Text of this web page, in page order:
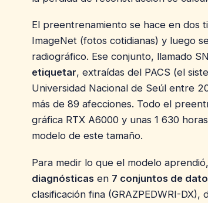
El preentrenamiento se hace en dos
ImageNet (fotos cotidianas) y luego
radiográfico. Ese conjunto, llamado
etiquetar, extraídas del PACS (el
Universidad Nacional de Seúl entre
más de 89 afecciones. Todo el
gráfica RTX A6000 y unas 1 630
modelo de este tamaño.
Para medir lo que el modelo
diagnósticas en 7 conjuntos de
clasificación fina (GRAZPEDWRI-